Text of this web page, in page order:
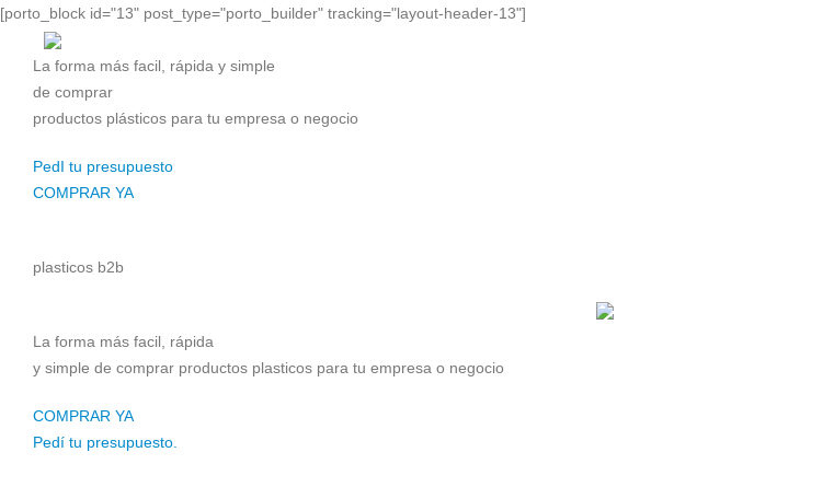
[porto_block id="13" post_type="porto_builder" tracking="layout-header-13"]
La forma más facil, rápida y simple
de comprar
productos plásticos para tu empresa o negocio
PedI tu presupuesto
COMPRAR YA
plasticos b2b
La forma más facil, rápida
y simple de comprar productos plasticos para tu empresa o negocio
COMPRAR YA
Pedí tu presupuesto.